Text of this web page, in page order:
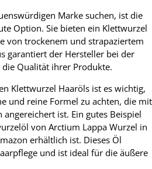
Marke suchen, ist die
Option. Sie bieten ein Klettwurzel
von trockenem und strapaziertem
garantiert der Hersteller bei der
Qualität ihrer Produkte.
Klettwurzel Haaröls ist es wichtig,
und reine Formel zu achten, die mit
ist. Ein gutes Beispiel
von Arctium Lappa Wurzel in
erhältlich ist. Dieses Öl
und ist ideal für die äußere